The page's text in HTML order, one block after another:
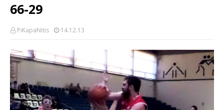
66-29
PiKapaNitis 14.12.13